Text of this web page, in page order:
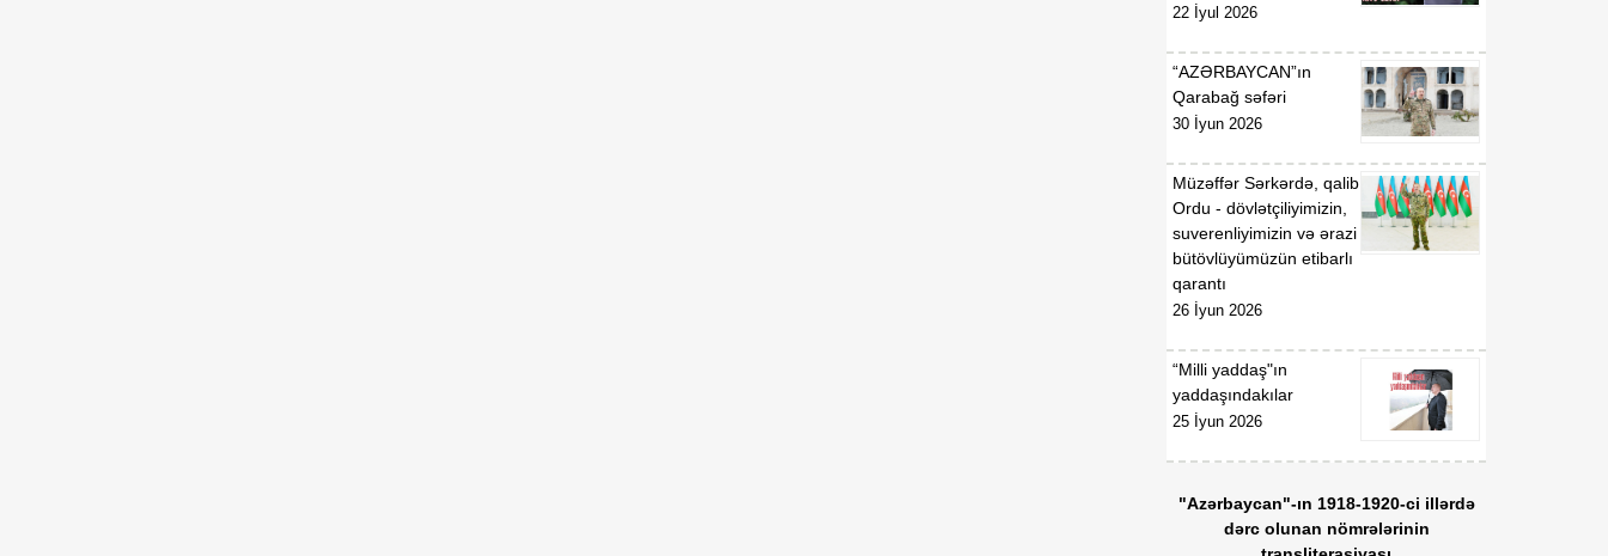
22 İyul 2026
“AZƏRBAYCAN”ın
Qarabağ səfəri
30 İyun 2026
Müzəffər Sərkərdə, qalib
Ordu - dövlətçiliyimizin,
suverenliyimizin və ərazi
bütövlüyümüzün etibarlı
qarantı
26 İyun 2026
“Milli yaddaş"ın
yaddaşındakılar
25 İyun 2026
"Azərbaycan"-ın 1918-1920-ci illərdə
dərc olunan nömrələrinin